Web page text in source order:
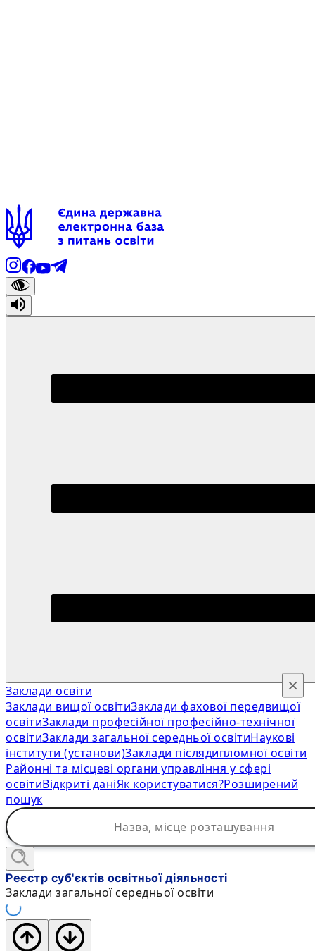
Заклади освіти
Заклади вищої освітиЗаклади фахової передвищої
освітиЗаклади професійної професійно-технічної
освітиЗаклади загальної середньої освітиНаукові
інститути (установи)Заклади післядипломної освіти
Районні та місцеві органи управління у сфері
освітиВідкриті даніЯк користуватися?Розширений
пошук
×
Реєстр суб'єктів освітньої діяльності
Заклади загальної середньої освіти